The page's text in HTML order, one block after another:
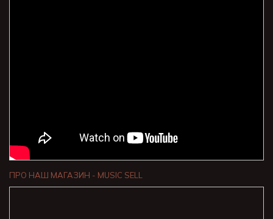
ПРО НАШ МАГАЗИН - MUSIC SELL